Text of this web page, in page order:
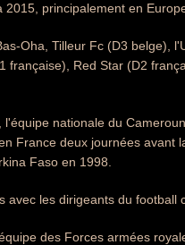
principalement en
Oha, Tilleur Fc (D3 belge),
française), Red Star (D2
nationale du
France deux journées avant
Faso en 1998.
les dirigeants du football
des Forces armées